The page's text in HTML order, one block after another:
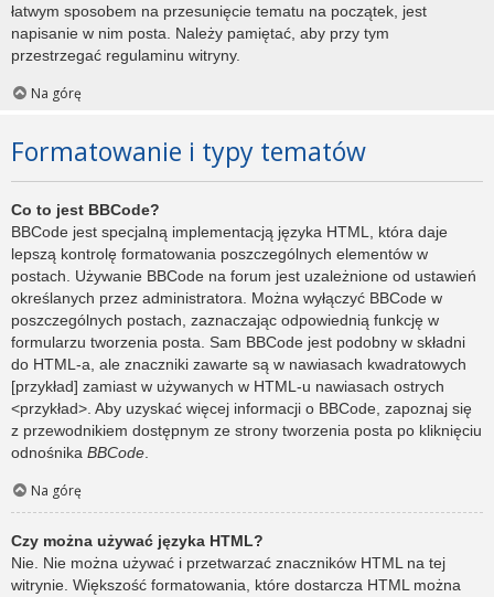
łatwym sposobem na przesunięcie tematu na początek, jest
napisanie w nim posta. Należy pamiętać, aby przy tym
przestrzegać regulaminu witryny.
Na górę
Formatowanie i typy tematów
Co to jest BBCode?
BBCode jest specjalną implementacją języka HTML, która daje
lepszą kontrolę formatowania poszczególnych elementów w
postach. Używanie BBCode na forum jest uzależnione od ustawień
określanych przez administratora. Można wyłączyć BBCode w
poszczególnych postach, zaznaczając odpowiednią funkcję w
formularzu tworzenia posta. Sam BBCode jest podobny w składni
do HTML-a, ale znaczniki zawarte są w nawiasach kwadratowych
[przykład] zamiast w używanych w HTML-u nawiasach ostrych
<przykład>. Aby uzyskać więcej informacji o BBCode, zapoznaj się
z przewodnikiem dostępnym ze strony tworzenia posta po kliknięciu
odnośnika BBCode
Na górę
Czy można używać języka HTML?
Nie. Nie można używać i przetwarzać znaczników HTML na tej
witrynie. Większość formatowania, które dostarcza HTML można